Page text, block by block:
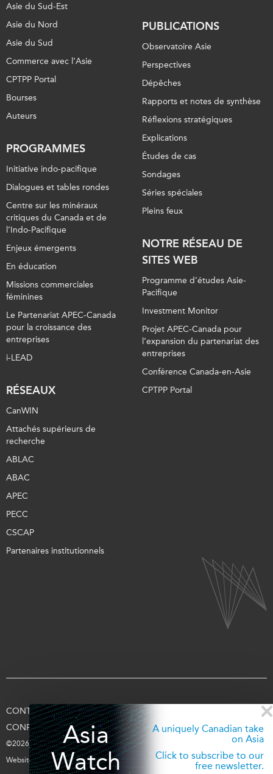
Asia
Watch
A uniquely Canadian take
on Asia
Click to subscribe to our
free newsletter.
Asie du Sud-Est
Asie du Nord
Asie du Sud
Commerce avec l’Asie
CPTPP Portal
Bourses
Auteurs
PROGRAMMES
Initiative indo-pacifique
Dialogues et tables rondes
Centre sur les minéraux
critiques du Canada et de
l’Indo-Pacifique
Enjeux émergents
En éducation
Missions commerciales
féminines
Le Partenariat APEC-Canada
pour la croissance des
entreprises
i-LEAD
RÉSEAUX
CanWIN
Attachés supérieurs de
recherche
ABLAC
ABAC
APEC
PECC
CSCAP
Partenaires institutionnels
PUBLICATIONS
Observatoire Asie
Perspectives
Dépêches
Rapports et notes de synthèse
Réflexions stratégiques
Explications
Études de cas
Sondages
Séries spéciales
Pleins feux
NOTRE RÉSEAU DE
SITES WEB
Programme d’études Asie-
Pacifique
Investment Monitor
Projet APEC-Canada pour
l’expansion du partenariat des
entreprises
Conférence Canada-en-Asie
CPTPP Portal
CONTACTEZ-NOUS
CONDITIONS D’UTILISATION
CONFIDENTIALITÉ
APPUYEZ-NOUS SE CONNECTER
©2026 Fondation Asie Pacifique du Canada
Website parentra.ca